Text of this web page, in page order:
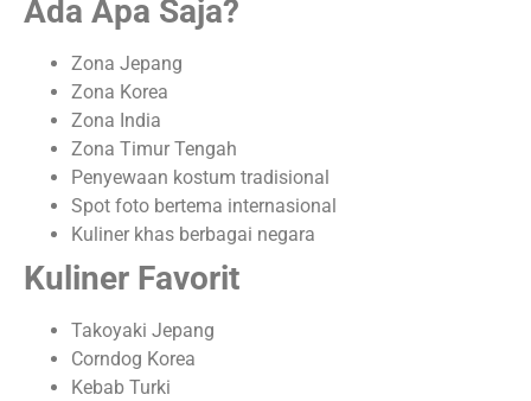
Ada Apa Saja?
Zona Jepang
Zona Korea
Zona India
Zona Timur Tengah
Penyewaan kostum tradisional
Spot foto bertema internasional
Kuliner khas berbagai negara
Kuliner Favorit
Takoyaki Jepang
Corndog Korea
Kebab Turki